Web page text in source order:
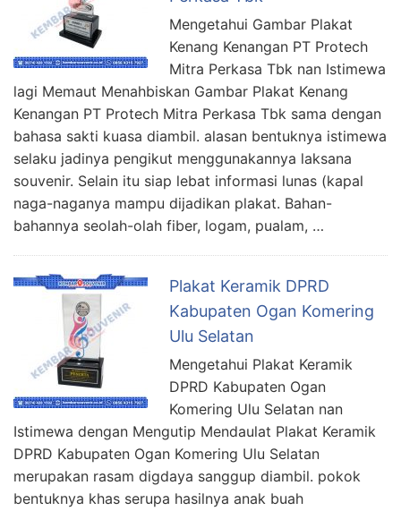
Mengetahui Gambar Plakat
Kenang Kenangan PT Protech
Mitra Perkasa Tbk nan Istimewa
lagi Memaut Menahbiskan Gambar Plakat Kenang
Kenangan PT Protech Mitra Perkasa Tbk sama dengan
bahasa sakti kuasa diambil. alasan bentuknya istimewa
selaku jadinya pengikut menggunakannya laksana
souvenir. Selain itu siap lebat informasi lunas (kapal
naga-naganya mampu dijadikan plakat. Bahan-
bahannya seolah-olah fiber, logam, pualam, …
Plakat Keramik DPRD
Kabupaten Ogan Komering
Ulu Selatan
Mengetahui Plakat Keramik
DPRD Kabupaten Ogan
Komering Ulu Selatan nan
Istimewa dengan Mengutip Mendaulat Plakat Keramik
DPRD Kabupaten Ogan Komering Ulu Selatan
merupakan rasam digdaya sanggup diambil. pokok
bentuknya khas serupa hasilnya anak buah